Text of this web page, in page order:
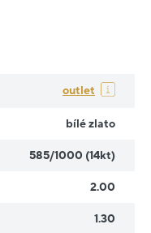
outlet
bílé zlato
585/1000 (14kt)
2.00
1.30